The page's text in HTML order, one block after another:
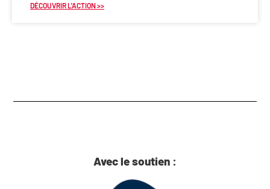
DÉCOUVRIR L'ACTION >>
Avec le soutien :